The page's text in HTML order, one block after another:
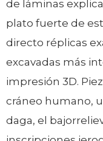
de láminas
plato fuerte de
directo réplicas
excavadas más
impresión 3D.
cráneo humano,
daga, el